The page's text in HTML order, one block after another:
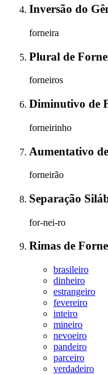
Inversão do
forneira
Plural de
forneiros
Diminutivo de
forneirinho
Aumentativo de
forneirão
Separação
for-nei-ro
Rimas de
brasileiro
dinheiro
estrangeiro
fevereiro
inteiro
mineiro
nevoeiro
pandeiro
parceiro
verdadeiro